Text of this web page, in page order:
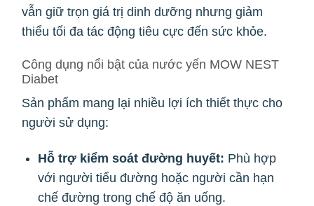
vẫn giữ trọn giá trị dinh dưỡng nhưng giảm
thiểu tối đa tác động tiêu cực đến sức khỏe.
Công dụng nổi bật của nước yến MOW NEST
Diabet
Sản phẩm mang lại nhiều lợi ích thiết thực cho
người sử dụng:
Hỗ trợ kiểm soát đường huyết: Phù hợp
với người tiểu đường hoặc người cần hạn
chế đường trong chế độ ăn uống.